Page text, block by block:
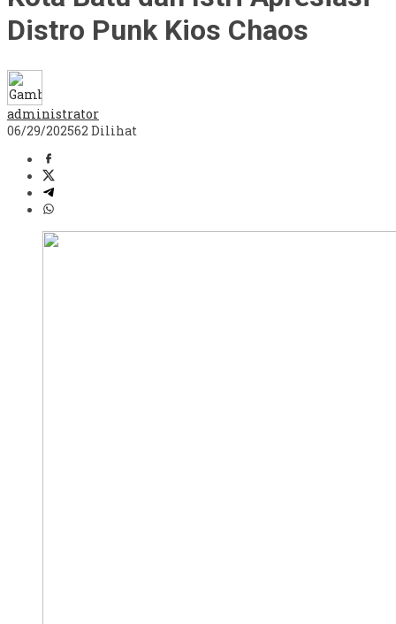
Distro Punk Kios Chaos
administrator
06/29/202562 Dilihat